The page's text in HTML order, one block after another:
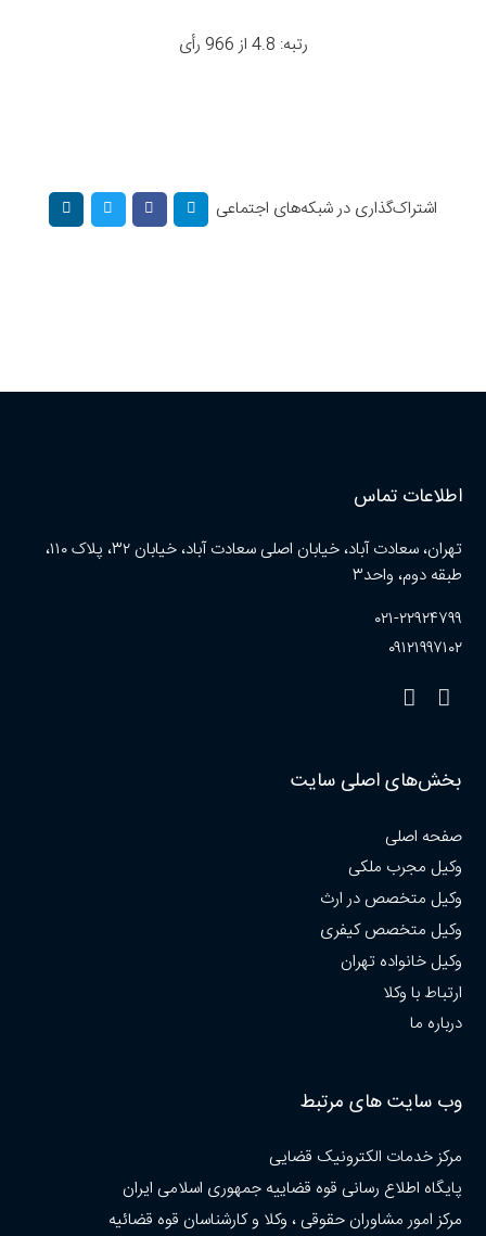
رتبه: 4.8 از 966 رأی
اشتراک‌گذاری در شبکه‌های اجتماعی
اطلاعات تماس
تهران، سعادت آباد، خیابان اصلی سعادت آباد، خیابان ۳۲، پلاک ۱۱۰،
طبقه دوم، واحد۳
۰۲۱-۲۲۹۲۴۷۹۹
۰۹۱۲۱۹۹۷۱۰۲
بخش‌های اصلی سایت
صفحه اصلی
وکیل مجرب ملکی
وکیل متخصص در ارث
وکیل متخصص کیفری
وکیل خانواده تهران
ارتباط با وکلا
درباره ما
وب سایت های مرتبط
مرکز خدمات الکترونیک قضایی
پایگاه اطلاع رسانی قوه قضاییه جمهوری اسلامی ایران
مرکز امور مشاوران حقوقی ، وکلا و کارشناسان قوه قضائیه